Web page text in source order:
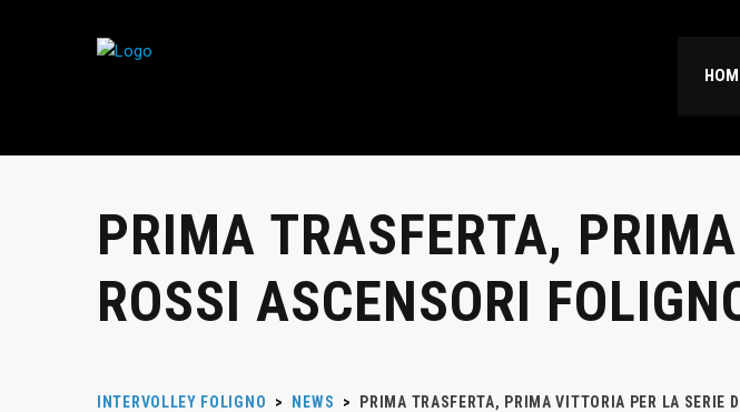
PRIMA TRASFERTA,
ROSSI ASCENSORI
INTERVOLLEY FOLIGNO > NEWS > PRIMA TRASFERTA, PRIMA VITTORIA PER LA SERIE